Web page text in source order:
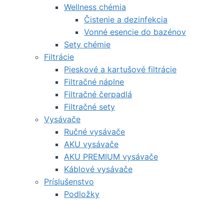
Wellness chémia
Čistenie a dezinfekcia
Vonné esencie do bazénov
Sety chémie
Filtrácie
Pieskové a kartušové filtrácie
Filtračné náplne
Filtračné čerpadlá
Filtračné sety
Vysávače
Ručné vysávače
AKU vysávače
AKU PREMIUM vysávače
Káblové vysávače
Príslušenstvo
Podložky